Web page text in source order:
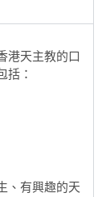
港天主教的口
括：
、有興趣的天